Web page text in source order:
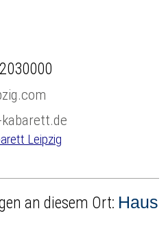
Leipzig
an diesem Ort: Haus